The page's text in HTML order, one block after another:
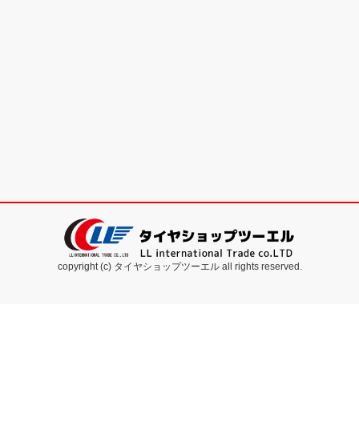
copyright (c) タイヤショップツーエル all rights reserved.